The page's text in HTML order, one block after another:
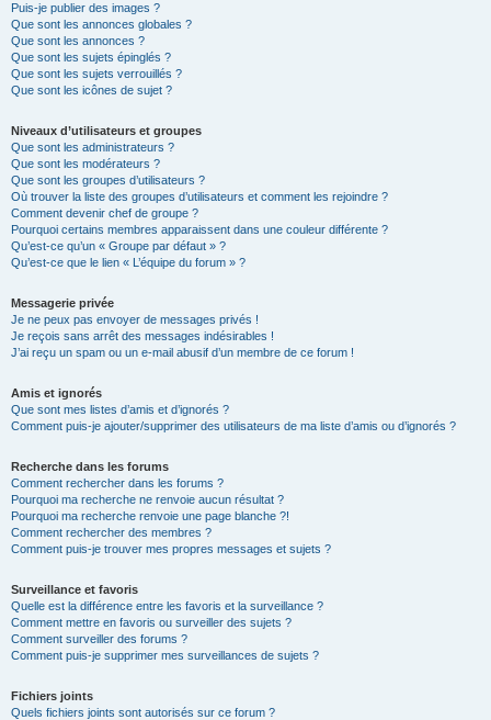
Puis-je publier des images ?
Que sont les annonces globales ?
Que sont les annonces ?
Que sont les sujets épinglés ?
Que sont les sujets verrouillés ?
Que sont les icônes de sujet ?
Niveaux d’utilisateurs et groupes
Que sont les administrateurs ?
Que sont les modérateurs ?
Que sont les groupes d’utilisateurs ?
Où trouver la liste des groupes d’utilisateurs et comment les rejoindre ?
Comment devenir chef de groupe ?
Pourquoi certains membres apparaissent dans une couleur différente ?
Qu’est-ce qu’un « Groupe par défaut » ?
Qu’est-ce que le lien « L’équipe du forum » ?
Messagerie privée
Je ne peux pas envoyer de messages privés !
Je reçois sans arrêt des messages indésirables !
J’ai reçu un spam ou un e-mail abusif d’un membre de ce forum !
Amis et ignorés
Que sont mes listes d’amis et d’ignorés ?
Comment puis-je ajouter/supprimer des utilisateurs de ma liste d’amis ou d’ignorés ?
Recherche dans les forums
Comment rechercher dans les forums ?
Pourquoi ma recherche ne renvoie aucun résultat ?
Pourquoi ma recherche renvoie une page blanche ?!
Comment rechercher des membres ?
Comment puis-je trouver mes propres messages et sujets ?
Surveillance et favoris
Quelle est la différence entre les favoris et la surveillance ?
Comment mettre en favoris ou surveiller des sujets ?
Comment surveiller des forums ?
Comment puis-je supprimer mes surveillances de sujets ?
Fichiers joints
Quels fichiers joints sont autorisés sur ce forum ?